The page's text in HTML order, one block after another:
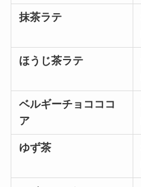
抹茶ラテ
ほうじ茶ラテ
ベルギーチョコココ
ア
ゆず茶